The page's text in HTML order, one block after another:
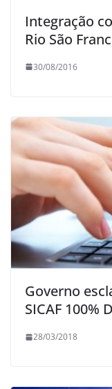
Integração
Rio São
30/08/2016
Governo
SICAF 100%
28/03/2018